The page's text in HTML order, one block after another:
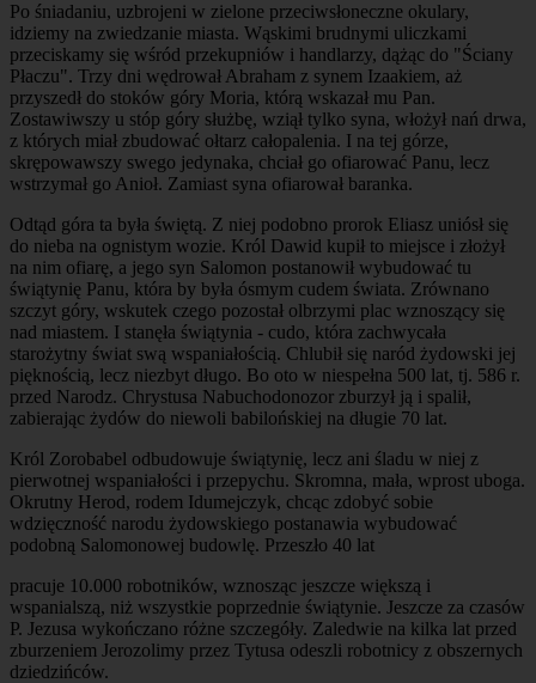
Po śniadaniu, uzbrojeni w zielone przeciwsłoneczne okulary,
idziemy na zwiedzanie miasta. Wąskimi brudnymi uliczkami
przeciskamy się wśród przekupniów i handlarzy, dążąc do "Ściany
Płaczu". Trzy dni wędrował Abraham z synem Izaakiem, aż
przyszedł do stoków góry Moria, którą wskazał mu Pan.
Zostawiwszy u stóp góry służbę, wziął tylko syna, włożył nań drwa,
z których miał zbudować ołtarz całopalenia. I na tej górze,
skrępowawszy swego jedynaka, chciał go ofiarować Panu, lecz
wstrzymał go Anioł. Zamiast syna ofiarował baranka.
Odtąd góra ta była świętą. Z niej podobno prorok Eliasz uniósł się
do nieba na ognistym wozie. Król Dawid kupił to miejsce i złożył
na nim ofiarę, a jego syn Salomon postanowił wybudować tu
świątynię Panu, która by była ósmym cudem świata. Zrównano
szczyt góry, wskutek czego pozostał olbrzymi plac wznoszący się
nad miastem. I stanęła świątynia - cudo, która zachwycała
starożytny świat swą wspaniałością. Chlubił się naród żydowski jej
pięknością, lecz niezbyt długo. Bo oto w niespełna 500 lat, tj. 586 r.
przed Narodz. Chrystusa Nabuchodonozor zburzył ją i spalił,
zabierając żydów do niewoli babilońskiej na długie 70 lat.
Król Zorobabel odbudowuje świątynię, lecz ani śladu w niej z
pierwotnej wspaniałości i przepychu. Skromna, mała, wprost uboga.
Okrutny Herod, rodem Idumejczyk, chcąc zdobyć sobie
wdzięczność narodu żydowskiego postanawia wybudować
podobną Salomonowej budowlę. Przeszło 40 lat
pracuje 10.000 robotników, wznosząc jeszcze większą i
wspanialszą, niż wszystkie poprzednie świątynie. Jeszcze za czasów
P. Jezusa wykończano różne szczegóły. Zaledwie na kilka lat przed
zburzeniem Jerozolimy przez Tytusa odeszli robotnicy z obszernych
dziedzińców.